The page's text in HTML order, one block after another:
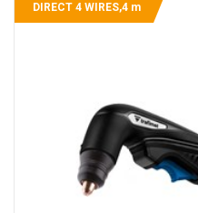
DIRECT 4 WIRES,4 m